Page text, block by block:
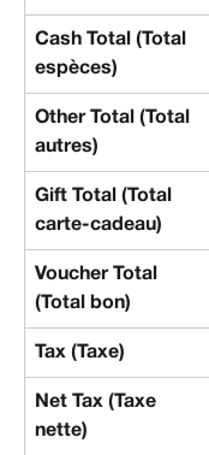
Cash Total (Total
espèces)
Other Total (Total
autres)
Gift Total (Total
carte-cadeau)
Voucher Total
(Total bon)
Tax (Taxe)
Net Tax (Taxe
nette)